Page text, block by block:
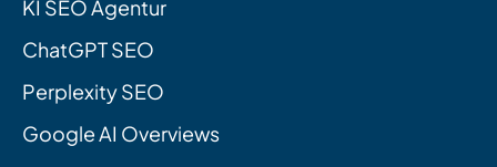
KI SEO Agentur
ChatGPT SEO
Perplexity SEO
Google AI Overviews